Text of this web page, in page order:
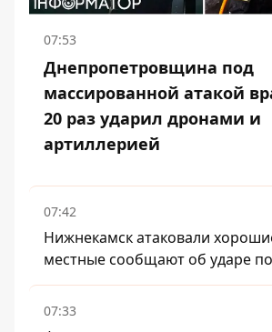
07:53
Днепропетровщина под
массированной атакой
20 раз ударил дронами и
артиллерией
07:42
Нижнекамск атаковали
местные сообщают об ударе
07:33